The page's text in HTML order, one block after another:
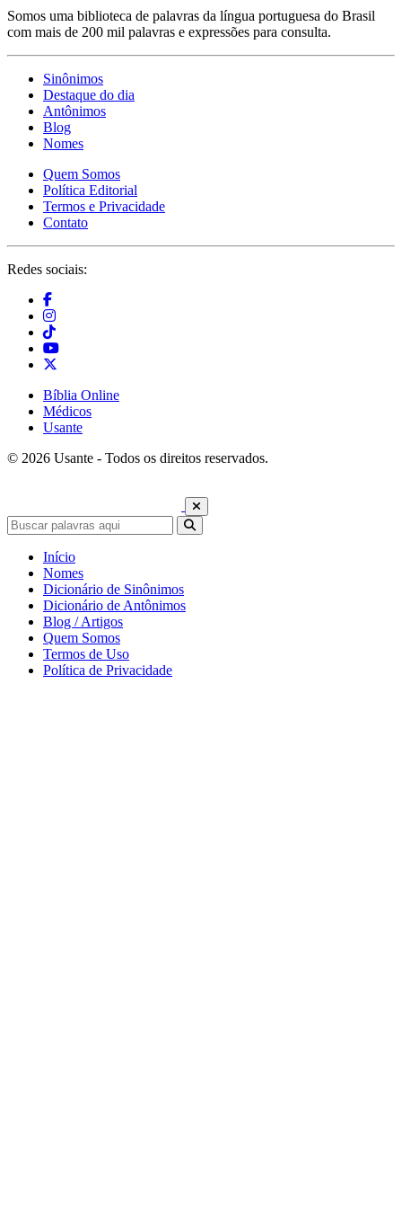
Somos uma biblioteca de palavras da língua portuguesa do Brasil
com mais de 200 mil palavras e expressões para consulta.
Sinônimos
Destaque do dia
Antônimos
Blog
Nomes
Quem Somos
Política Editorial
Termos e Privacidade
Contato
Redes sociais:
Bíblia Online
Médicos
Usante
© 2026 Usante - Todos os direitos reservados.
Início
Nomes
Dicionário de Sinônimos
Dicionário de Antônimos
Blog / Artigos
Quem Somos
Termos de Uso
Política de Privacidade